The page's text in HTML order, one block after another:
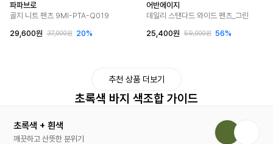
파파브로
골지 니트 팬츠 9MI-PTA-Q019
29,600원
37,000원 20%
어반에이지
데일리 스탠다드 와이드 팬츠_그린
25,400원
59,000원 56%
추천 상품 더보기
초록색 바지 색조합 가이드
초록색 + 흰색
깨끗하고 산뜻한 분위기